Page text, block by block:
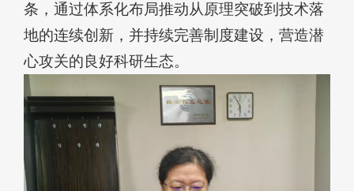
条，通过体系化布局推动从原理突破到技术落
地的连续创新，并持续完善制度建设，营造潜
心攻关的良好科研生态。